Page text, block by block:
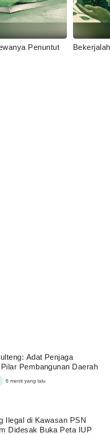
Penuntut
Bekerjalah
Adat Penjaga
Pembangunan Daerah
6 menit yang lalu
Ilegal di Kawasan PSN
Didesak Buka Peta IUP